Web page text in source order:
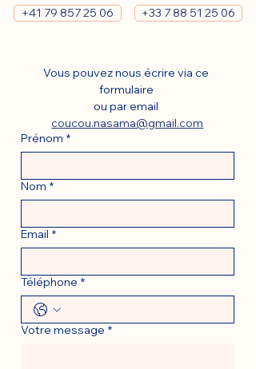
+41 79 857 25 06 +33 7 88 51 25 06
Vous pouvez nous écrire via ce
formulaire
coucou.nasama@gmail.com
Prénom *
Nom *
Email *
Téléphone *
Votre message *